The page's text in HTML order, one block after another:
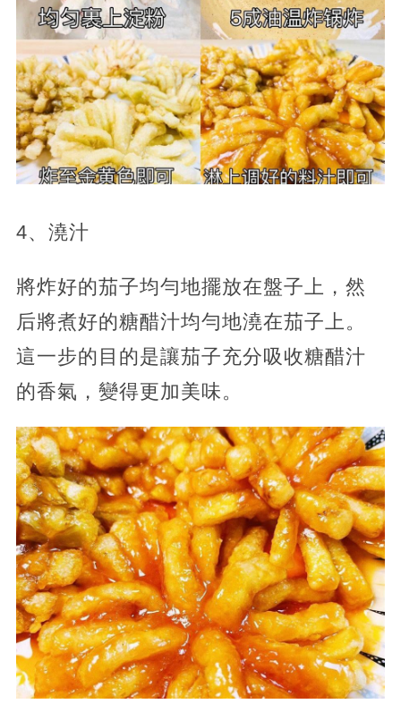
4、澆汁
將炸好的茄子均勻地擺放在盤子上，然
后將煮好的糖醋汁均勻地澆在茄子上。
這一步的目的是讓茄子充分吸收糖醋汁
的香氣，變得更加美味。